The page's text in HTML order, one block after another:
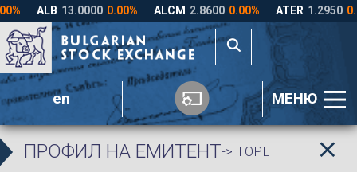
en МЕНЮ
ПРОФИЛ НА ЕМИТЕНТ-> TOPL